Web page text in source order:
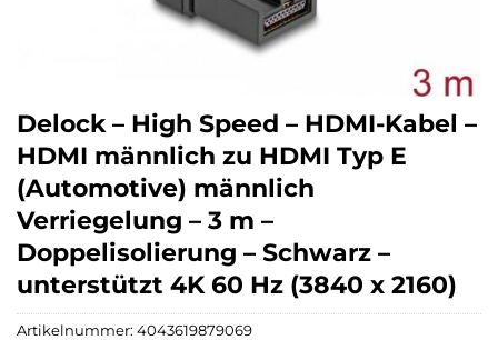
Delock – High Speed – HDMI-Kabel –
HDMI männlich zu HDMI Typ E
(Automotive) männlich
Verriegelung – 3 m –
Doppelisolierung – Schwarz –
unterstützt 4K 60 Hz (3840 x 2160)
Artikelnummer: 4043619879069